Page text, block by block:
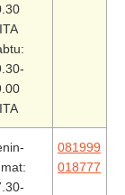
081999
018777